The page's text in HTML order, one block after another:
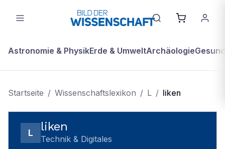
Astronomie & PhysikErde & UmweltArchäologie
Startseite / Wissenschaftslexikon / L / liken
L liken
Technik & Digitales